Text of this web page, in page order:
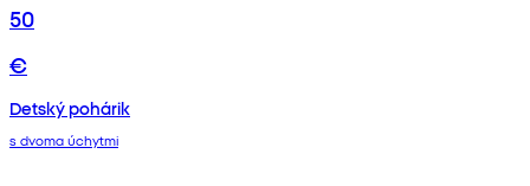
50
€
Detský pohárik
s dvoma úchytmi